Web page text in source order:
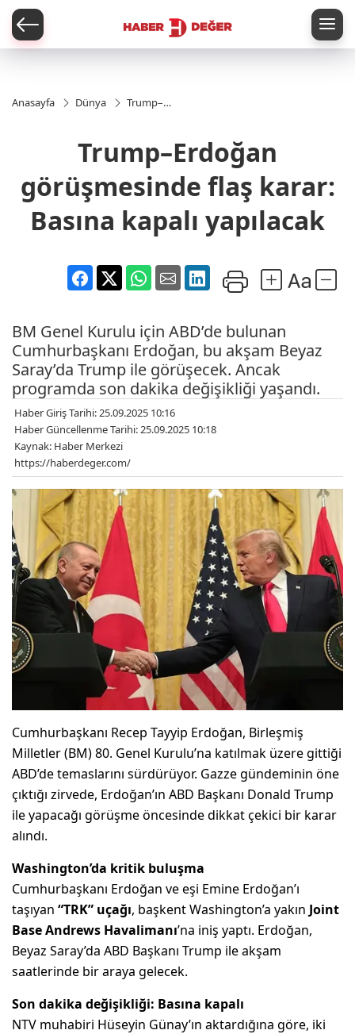
Anasayfa Dünya
Trump–
flaş karar:
Basına kapalı
yapılacak
Trump–Erdoğan
görüşmesinde flaş karar:
Basına kapalı yapılacak
BM Genel Kurulu için ABD’de bulunan
Cumhurbaşkanı Erdoğan, bu akşam Beyaz
Saray’da Trump ile görüşecek. Ancak
programda son dakika değişikliği yaşandı.
Haber Giriş Tarihi: 25.09.2025 10:16
Haber Güncellenme Tarihi: 25.09.2025 10:18
Kaynak: Haber Merkezi
https://haberdeger.com/
Cumhurbaşkanı Recep Tayyip Erdoğan, Birleşmiş
Milletler (BM) 80. Genel Kurulu’na katılmak üzere gittiği
ABD’de temaslarını sürdürüyor. Gazze gündeminin öne
çıktığı zirvede, Erdoğan’ın ABD Başkanı Donald Trump
ile yapacağı görüşme öncesinde dikkat çekici bir karar
alındı.
Washington’da kritik buluşma
Cumhurbaşkanı Erdoğan ve eşi Emine Erdoğan’ı
taşıyan “TRK” uçağı, başkent Washington’a yakın Joint
Base Andrews Havalimanı’na iniş yaptı. Erdoğan,
Beyaz Saray’da ABD Başkanı Trump ile akşam
saatlerinde bir araya gelecek.
Son dakika değişikliği: Basına kapalı
NTV muhabiri Hüseyin Günay’ın aktardığına göre, iki